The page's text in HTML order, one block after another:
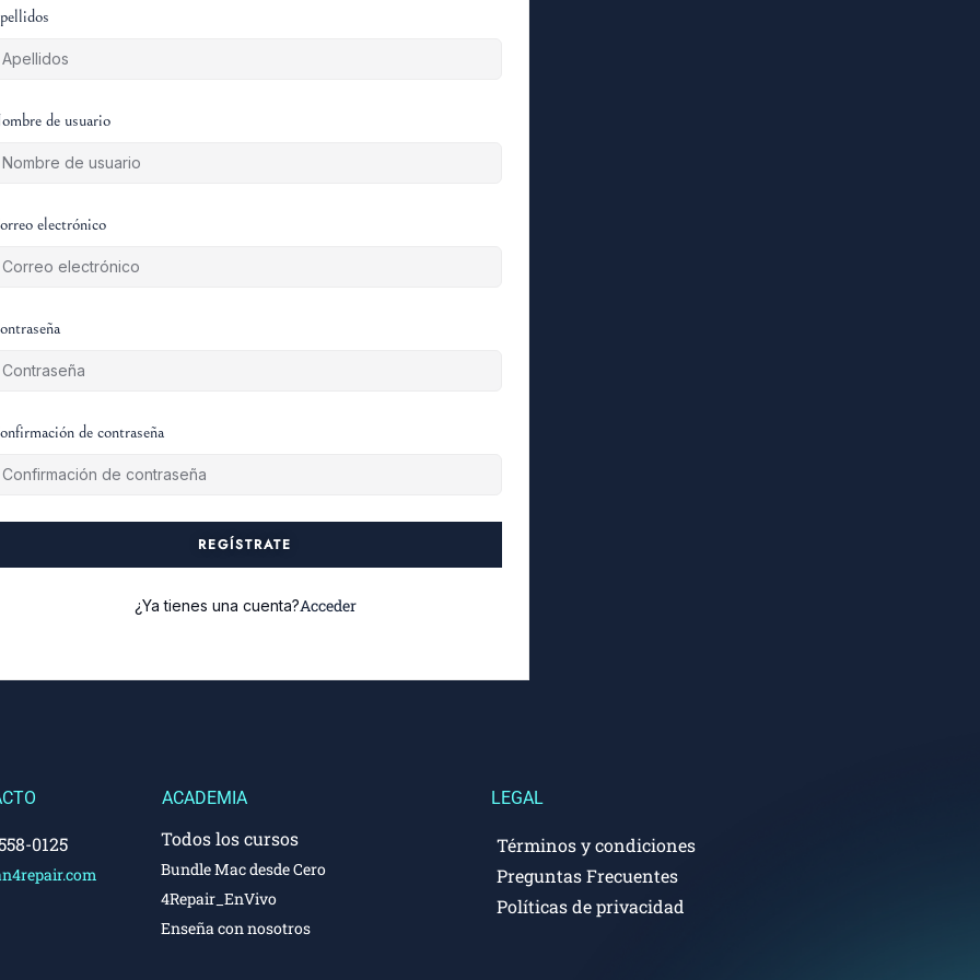
de usuario
electrónico
de contraseña
REGÍSTRATE
¿Ya tienes una cuenta?Acceder
0125
ACADEMIA
Todos los cursos
Bundle Mac desde Cero
4Repair_EnVivo
Enseña con nosotros
LEGAL
Términos y condiciones
Preguntas Frecuentes
Políticas de privacidad